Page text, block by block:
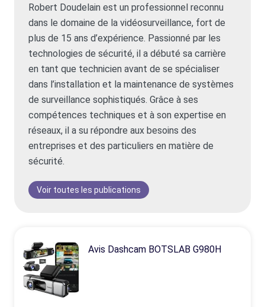
Robert Doudelain est un professionnel reconnu
dans le domaine de la vidéosurveillance, fort de
plus de 15 ans d’expérience. Passionné par les
technologies de sécurité, il a débuté sa carrière
en tant que technicien avant de se spécialiser
dans l’installation et la maintenance de systèmes
de surveillance sophistiqués. Grâce à ses
compétences techniques et à son expertise en
réseaux, il a su répondre aux besoins des
entreprises et des particuliers en matière de
sécurité.
Voir toutes les publications
Avis Dashcam BOTSLAB G980H